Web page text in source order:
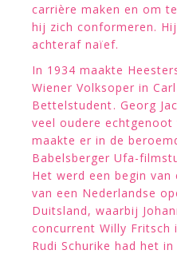
carrière maken en om
hij zich conformeren.
achteraf naïef.
In 1934 maakte
Wiener Volksoper in Carl
Bettelstudent. Georg
veel oudere echtgenoot
maakte er in de
Babelsberger Ufa-
Het werd een begin
van een Nederlandse
Duitsland, waarbij
concurrent Willy Fritsch
Rudi Schurike had het